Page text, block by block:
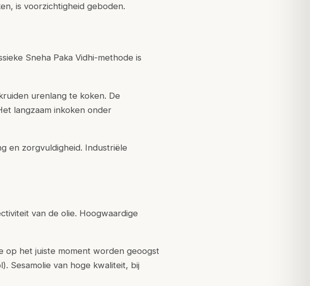
is voorzichtigheid geboden.
Sneha Paka Vidhi-methode is
urenlang te koken. De
langzaam inkoken onder
en zorgvuldigheid. Industriële
van de olie. Hoogwaardige
op het juiste moment worden geoogst
Sesamolie van hoge kwaliteit, bij